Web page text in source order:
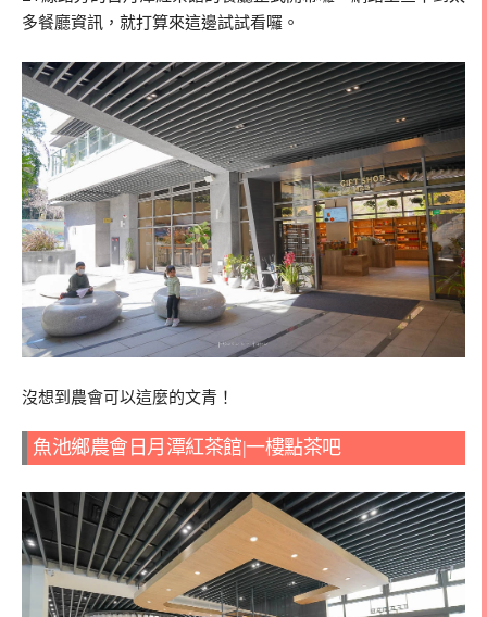
多餐廳資訊，就打算來這邊試試看囉。
沒想到農會可以這麼的文青！
魚池鄉農會日月潭紅茶館|一樓點茶吧